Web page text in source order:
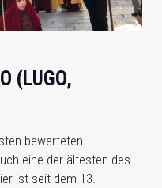
(LUGO,
bewerteten
eine der ältesten des
ist seit dem 13.